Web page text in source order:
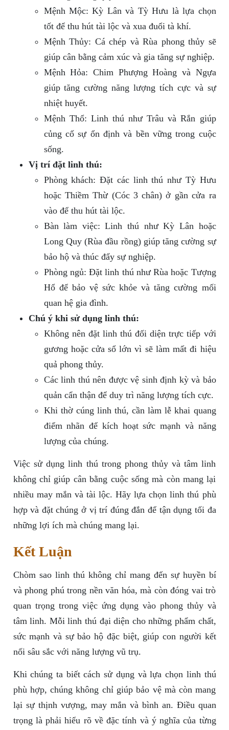
Mệnh Mộc: Kỳ Lân và Tỳ Hưu là lựa chọn
tốt để thu hút tài lộc và xua đuổi tà khí.
Mệnh Thủy: Cá chép và Rùa phong thủy sẽ
giúp cân bằng cảm xúc và gia tăng sự nghiệp.
Mệnh Hỏa: Chim Phượng Hoàng và Ngựa
giúp tăng cường năng lượng tích cực và sự
nhiệt huyết.
Mệnh Thổ: Linh thú như Trâu và Rắn giúp
củng cố sự ổn định và bền vững trong cuộc
sống.
Vị trí đặt linh thú:
Phòng khách: Đặt các linh thú như Tỳ Hưu
hoặc Thiềm Thừ (Cóc 3 chân) ở gần cửa ra
vào để thu hút tài lộc.
Bàn làm việc: Linh thú như Kỳ Lân hoặc
Long Quy (Rùa đầu rồng) giúp tăng cường sự
bảo hộ và thúc đẩy sự nghiệp.
Phòng ngủ: Đặt linh thú như Rùa hoặc Tượng
Hổ để bảo vệ sức khỏe và tăng cường mối
quan hệ gia đình.
Chú ý khi sử dụng linh thú:
Không nên đặt linh thú đối diện trực tiếp với
gương hoặc cửa sổ lớn vì sẽ làm mất đi hiệu
quả phong thủy.
Các linh thú nên được vệ sinh định kỳ và bảo
quản cẩn thận để duy trì năng lượng tích cực.
Khi thờ cúng linh thú, cần làm lễ khai quang
điểm nhãn để kích hoạt sức mạnh và năng
lượng của chúng.
Việc sử dụng linh thú trong phong thủy và tâm linh
không chỉ giúp cân bằng cuộc sống mà còn mang lại
nhiều may mắn và tài lộc. Hãy lựa chọn linh thú phù
hợp và đặt chúng ở vị trí đúng đắn để tận dụng tối đa
những lợi ích mà chúng mang lại.
Kết Luận
Chòm sao linh thú không chỉ mang đến sự huyền bí
và phong phú trong nền văn hóa, mà còn đóng vai trò
quan trọng trong việc ứng dụng vào phong thủy và
tâm linh. Mỗi linh thú đại diện cho những phẩm chất,
sức mạnh và sự bảo hộ đặc biệt, giúp con người kết
nối sâu sắc với năng lượng vũ trụ.
Khi chúng ta biết cách sử dụng và lựa chọn linh thú
phù hợp, chúng không chỉ giúp bảo vệ mà còn mang
lại sự thịnh vượng, may mắn và bình an. Điều quan
trọng là phải hiểu rõ về đặc tính và ý nghĩa của từng